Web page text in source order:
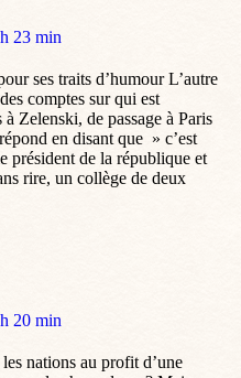
23 min
ses traits d’humour L’autre
comptes sur qui est
Zelenski, de passage à Paris
en disant que » c’est
président de la république et
rire, un collège de deux
20 min
nations au profit d’une